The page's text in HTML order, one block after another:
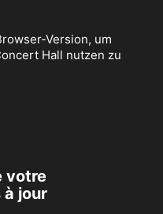
Version, um
Hall nutzen zu
votre
à jour